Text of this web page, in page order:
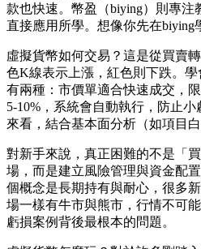
款也快速。幣盈（biying）則專注
直接應用所學。想像你先在
虛擬貨幣如何交易？這是從買賣
色K線表示上漲，紅色則下跌。
有兩種：市價單適合快速成交，
5-10%，系統會自動執行，防止
來看，結合基本面分析（如項目
對新手來說，真正困難的不是「
場，而是建立風險管理與資金配
個概念是長期持有與耐心，很多
場一樣有牛市與熊市，行情不可
虧損案例背後最根本的問題。